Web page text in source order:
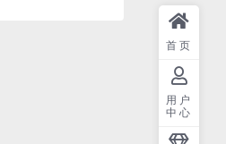
首页
用户
中心